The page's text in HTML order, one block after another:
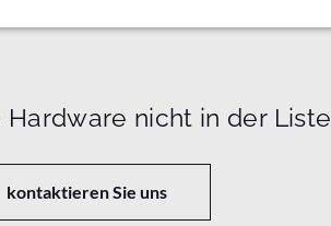
nicht in der
kontaktieren Sie uns